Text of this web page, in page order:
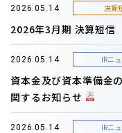
2026.05.14 決算
2026年3月期 決算短信
2026.05.14 IRニ
資本金及び資本準備金
関するお知らせ
2026.05.14 IRニ